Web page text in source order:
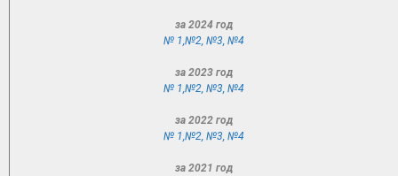
за 2024 год
№ 1, №2 №3 №4
за 2023 год
№ 1, №2 №3 №4
за 2022 год
№ 1, №2 №3 №4
за 2021 год